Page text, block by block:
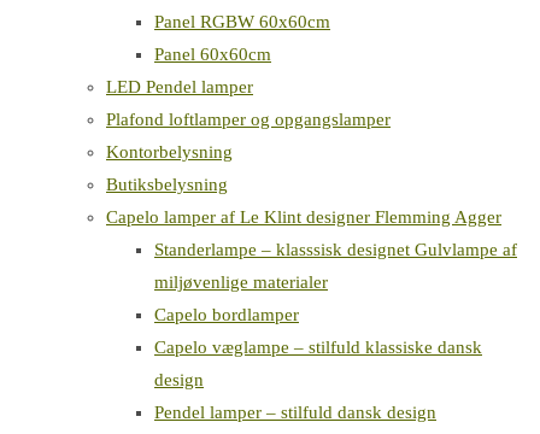
Panel RGBW 60x60cm
Panel 60x60cm
LED Pendel lamper
Plafond loftlamper og opgangslamper
Kontorbelysning
Butiksbelysning
Capelo lamper af Le Klint designer Flemming Agger
Standerlampe – klasssisk designet Gulvlampe af
miljøvenlige materialer
Capelo bordlamper
Capelo væglampe – stilfuld klassiske dansk
design
Pendel lamper – stilfuld dansk design